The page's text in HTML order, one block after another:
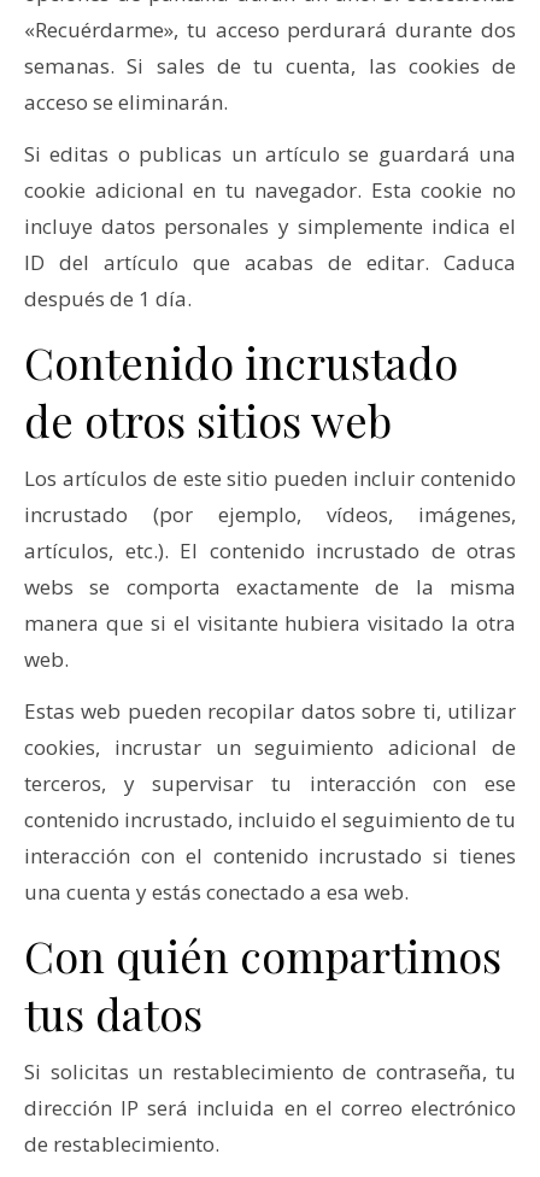
«Recuérdarme», tu acceso perdurará durante dos
semanas. Si sales de tu cuenta, las cookies de
acceso se eliminarán.
Si editas o publicas un artículo se guardará una
cookie adicional en tu navegador. Esta cookie no
incluye datos personales y simplemente indica el
ID del artículo que acabas de editar. Caduca
después de 1 día.
Contenido incrustado
de otros sitios web
Los artículos de este sitio pueden incluir contenido
incrustado (por ejemplo, vídeos, imágenes,
artículos, etc.). El contenido incrustado de otras
webs se comporta exactamente de la misma
manera que si el visitante hubiera visitado la otra
web.
Estas web pueden recopilar datos sobre ti, utilizar
cookies, incrustar un seguimiento adicional de
terceros, y supervisar tu interacción con ese
contenido incrustado, incluido el seguimiento de tu
interacción con el contenido incrustado si tienes
una cuenta y estás conectado a esa web.
Con quién compartimos
tus datos
Si solicitas un restablecimiento de contraseña, tu
dirección IP será incluida en el correo electrónico
de restablecimiento.